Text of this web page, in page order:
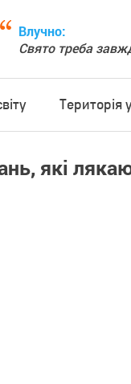
Влучно:
Свято треба
Територія
які